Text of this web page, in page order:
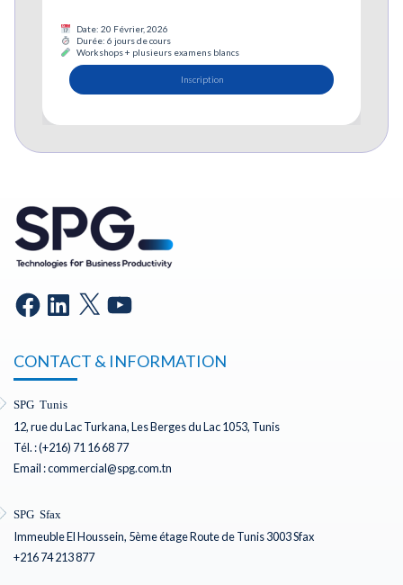
Date: 20 Février, 2026
Durée: 6 jours de cours
Workshops + plusieurs examens blancs
Inscription
CONTACT & INFORMATION
SPG Tunis
12, rue du Lac Turkana, Les Berges du Lac 1053, Tunis
Tél. : (+216) 71 16 68 77
Email : commercial@spg.com.tn
SPG Sfax
Immeuble El Houssein, 5ème étage Route de Tunis 3003 Sfax
+216 74 213 877